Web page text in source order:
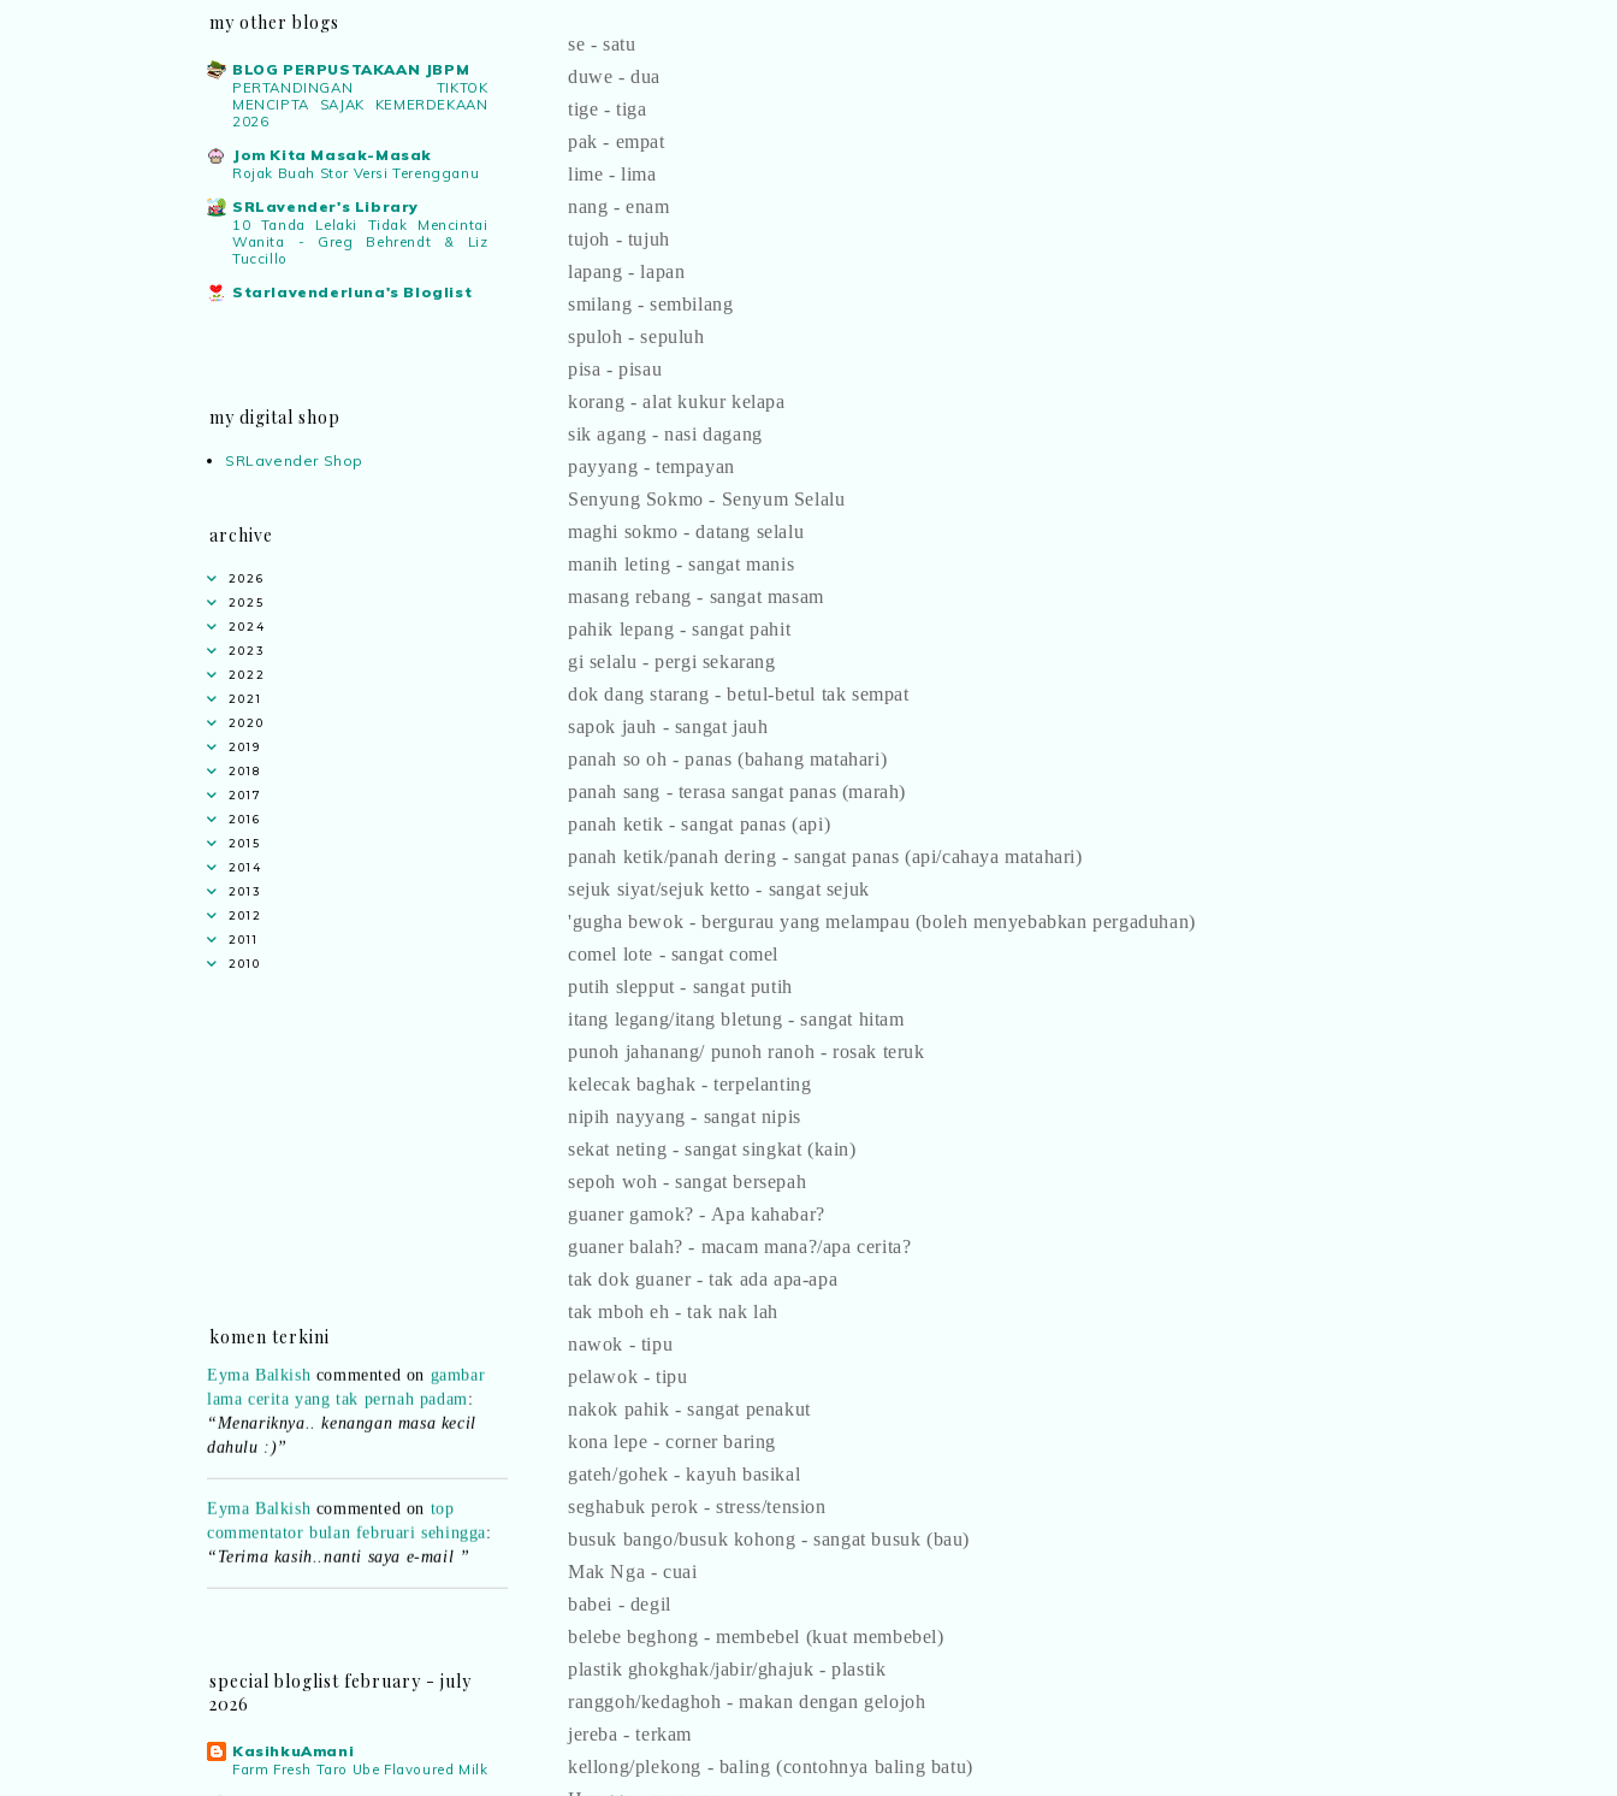
se - satu
duwe - dua
tige - tiga
pak - empat
lime - lima
nang - enam
tujoh - tujuh
lapang - lapan
smilang - sembilang
spuloh - sepuluh
pisa - pisau
korang - alat kukur kelapa
sik agang - nasi dagang
payyang - tempayan
Senyung Sokmo - Senyum Selalu
maghi sokmo - datang selalu
manih leting - sangat manis
masang rebang - sangat masam
pahik lepang - sangat pahit
gi selalu - pergi sekarang
dok dang starang - betul-betul tak sempat
sapok jauh - sangat jauh
panah so oh - panas (bahang matahari)
panah sang - terasa sangat panas (marah)
panah ketik - sangat panas (api)
panah ketik/panah dering - sangat panas (api/cahaya matahari)
sejuk siyat/sejuk ketto - sangat sejuk
'gugha bewok - bergurau yang melampau (boleh menyebabkan pergaduhan)
comel lote - sangat comel
putih slepput - sangat putih
itang legang/itang bletung - sangat hitam
punoh jahanang/ punoh ranoh - rosak teruk
kelecak baghak - terpelanting
nipih nayyang - sangat nipis
sekat neting - sangat singkat (kain)
sepoh woh - sangat bersepah
guaner gamok? - Apa kahabar?
guaner balah? - macam mana?/apa cerita?
tak dok guaner - tak ada apa-apa
tak mboh eh - tak nak lah
nawok - tipu
pelawok - tipu
nakok pahik - sangat penakut
kona lepe - corner baring
gateh/gohek - kayuh basikal
seghabuk perok - stress/tension
busuk bango/busuk kohong - sangat busuk (bau)
Mak Nga - cuai
babei - degil
belebe beghong - membebel (kuat membebel)
plastik ghokghak/jabir/ghajuk - plastik
ranggoh/kedaghoh - makan dengan gelojoh
jereba - terkam
kellong/plekong - baling (contohnya baling batu)
my other blogs
BLOG PERPUSTAKAAN JBPM
PERTANDINGAN TIKTOK
MENCIPTA SAJAK KEMERDEKAAN
2026
Jom Kita Masak-Masak
Rojak Buah Stor Versi Terengganu
SRLavender's Library
10 Tanda Lelaki Tidak Mencintai
Wanita - Greg Behrendt & Liz
Tuccillo
Starlavenderluna's Bloglist
my digital shop
SRLavender Shop
archive
2026
2025
2024
2023
2022
2021
2020
2019
2018
2017
2016
2015
2014
2013
2012
2011
2010
komen terkini
Eyma Balkishcommented on
lama cerita yang tak pernah padam :
“Menariknya.. kenangan masa kecil
dahulu :)”
Eyma Balkishcommented ontop
commentator bulan februari sehingga
“Terima kasih..nanti saya e-mail ”
Shikin Razalicommented ontop
commentator bulan februari sehingga
“Adakah nama saya tersenarai? Kena
confirm.. nanti malu pula..hihi”
special bloglist february - july
2026
KasihkuAmani
Farm Fresh Taro Ube Flavoured Milk